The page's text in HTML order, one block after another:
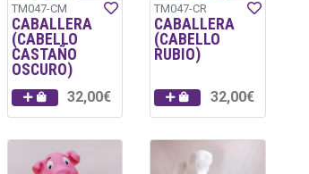
TM047-CM
CABALLERA
(CABELLO
CASTAÑO
OSCURO)
32,00€
TM047-CR
CABALLERA
(CABELLO
RUBIO)
32,00€